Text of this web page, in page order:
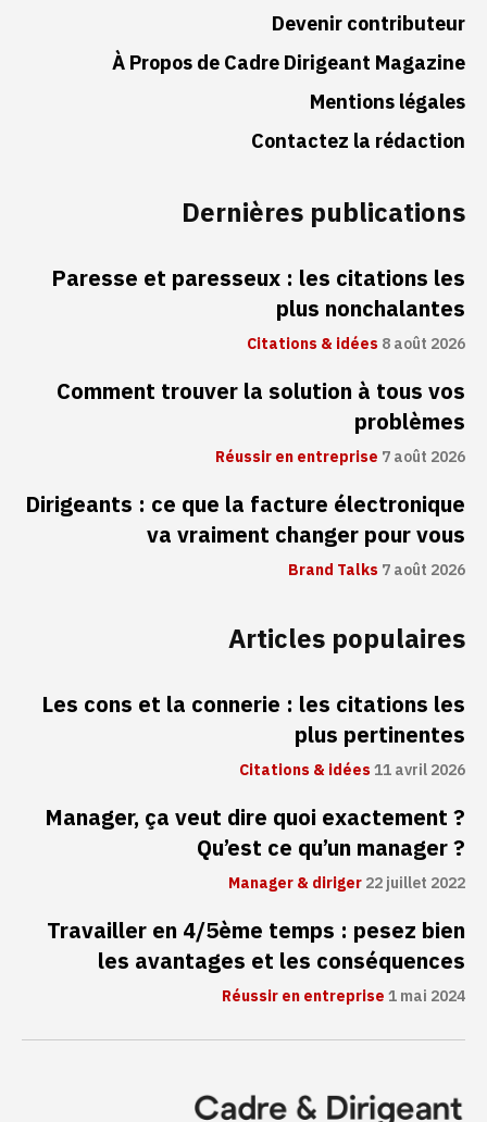
Devenir contributeur
À Propos de Cadre Dirigeant Magazine
Mentions légales
Contactez la rédaction
Dernières publications
Paresse et paresseux : les citations les
plus nonchalantes
Citations & idées8 août 2026
Comment trouver la solution à tous vos
problèmes
Réussir en entreprise 7 août 2026
Dirigeants : ce que la facture électronique
va vraiment changer pour vous
Brand Talks7 août 2026
Articles populaires
Les cons et la connerie : les citations les
plus pertinentes
Citations & idées11 avril 2026
Manager, ça veut dire quoi exactement ?
Qu’est ce qu’un manager ?
Manager & diriger22 juillet 2022
Travailler en 4/5ème temps : pesez bien
les avantages et les conséquences
Réussir en entreprise1 mai 2024